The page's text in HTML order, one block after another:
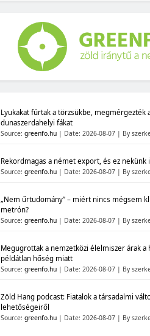
Lyukakat fúrtak a törzsükbe, megmérgezték
dunaszerdahelyi fákat
Source:greenfo.hu Date: 2026-08-07 By
Rekordmagas a német export, és ez nekünk
Source:greenfo.hu Date: 2026-08-07 By
„Nem űrtudomány” – miért nincs mégsem
metrón?
Source:greenfo.hu Date: 2026-08-07 By
Megugrottak a nemzetközi élelmiszer árak a
példátlan hőség miatt
Source:greenfo.hu Date: 2026-08-07 By
Zöld Hang podcast: Fiatalok a társadalmi
lehetőségeiről
Source:greenfo.hu Date: 2026-08-07 By